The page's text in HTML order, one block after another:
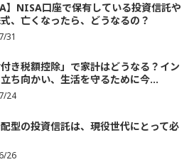
】NISA口座で保有している投資信託や
、亡くなったら、どうなるの？
31
付き税額控除」で家計はどうなる？イン
ち向かい、生活を守るために今...
24
型の投資信託は、現役世代にとって必
26